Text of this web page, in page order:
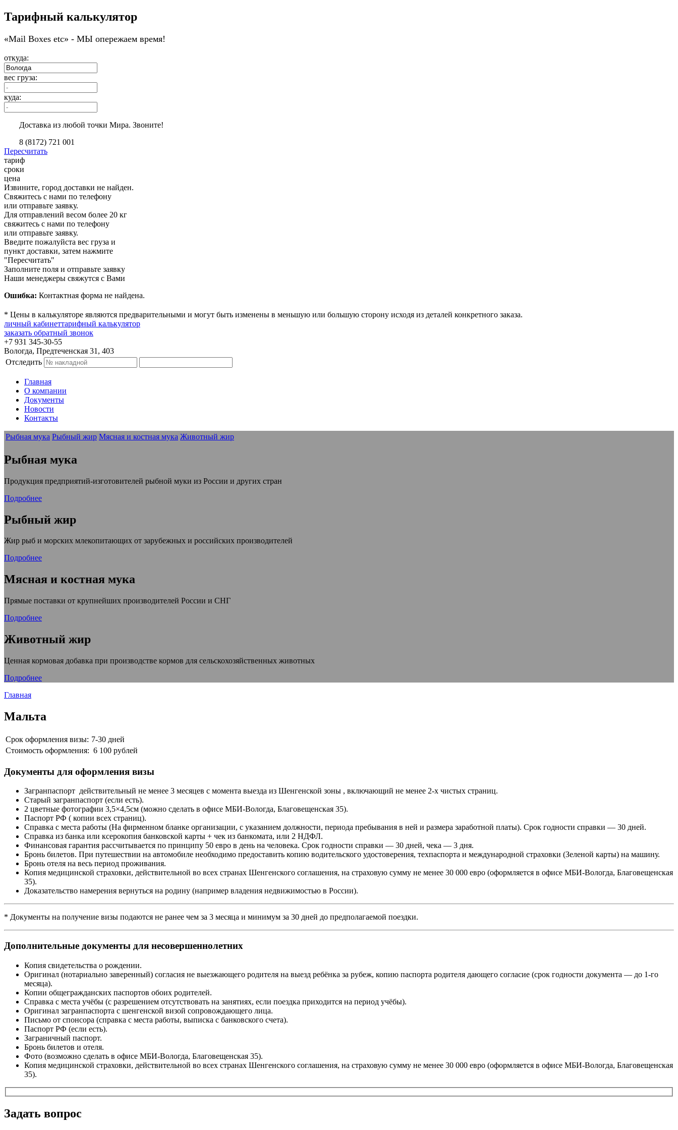
Тарифный калькулятор
«Мail Boxes etc» - МЫ опережаем время!
откуда:
вес груза:
куда:
Доставка из любой точки Мира. Звоните!
8 (8172) 721 001
Пересчитать
тариф
сроки
цена
Извините, город доставки не найден.
Свяжитесь с нами по телефону
или отправьте заявку.
Для отправлений весом более 20 кг
свяжитесь с нами по телефону
или отправьте заявку.
Введите пожалуйста вес груза и
пункт доставки, затем нажмите
"Пересчитать"
Заполните поля и отправьте заявку
Наши менеджеры свяжутся с Вами
Ошибка: Контактная форма не найдена.
* Цены в калькуляторе являются предварительными и могут быть изменены в меньшую или большую сторону исходя из деталей конкретного заказа.
личный кабинеттарифный калькулятор
заказать обратный звонок
+7 931 345-30-55
Вологда, Предтеченская 31, 403
Отследить
Главная
О компании
Документы
Новости
Контакты
Рыбная мука Рыбный жир Мясная и костная мука Животный жир
Рыбная мука
Продукция предприятий-изготовителей рыбной муки из России и других стран
Подробнее
Рыбный жир
Жир рыб и морских млекопитающих от зарубежных и российских производителей
Подробнее
Мясная и костная мука
Прямые поставки от крупнейших производителей России и СНГ
Подробнее
Животный жир
Ценная кормовая добавка при производстве кормов для сельскохозяйственных животных
Подробнее
Главная
Мальта
Срок оформления визы: 7-30 дней
Стоимость оформления: 6 100 рублей
Документы для оформления визы
Загранпаспорт действительный не менее 3 месяцев с момента выезда из Шенгенской зоны , включающий не менее 2-х чистых страниц.
Старый загранпаспорт (если есть).
2 цветные фотографии 3,5×4,5см (можно сделать в офисе MБИ-Вологда, Благовещенская 35).
Паспорт РФ ( копии всех страниц).
Справка с места работы (На фирменном бланке организации, с указанием должности, периода пребывания в ней и размера заработной платы). Срок годности справки — 30 дней.
Справка из банка или ксерокопия банковской карты + чек из банкомата, или 2 НДФЛ.
Финансовая гарантия рассчитывается по принципу 50 евро в день на человека. Срок годности справки — 30 дней, чека — 3 дня.
Бронь билетов. При путешествии на автомобиле необходимо предоставить копию водительского удостоверения, техпаспорта и международной страховки (Зеленой карты) на машину.
Бронь отеля на весь период проживания.
Копия медицинской страховки, действительной во всех странах Шенгенского соглашения, на страховую сумму не менее 30 000 евро (оформляется в офисе МБИ-Вологда, Благовещенская
35).
Доказательство намерения вернуться на родину (например владения недвижимостью в России).
* Документы на получение визы подаются не ранее чем за 3 месяца и минимум за 30 дней до предполагаемой поездки.
Дополнительные документы для несовершеннолетних
Копия свидетельства о рождении.
Оригинал (нотариально заверенный) согласия не выезжающего родителя на выезд ребёнка за рубеж, копию паспорта родителя дающего согласие (срок годности документа — до 1-го
месяца).
Копии общегражданских паспортов обоих родителей.
Справка с места учёбы (с разрешением отсутствовать на занятиях, если поездка приходится на период учёбы).
Оригинал загранпаспорта с шенгенской визой сопровождающего лица.
Письмо от спонсора (справка с места работы, выписка с банковского счета).
Паспорт РФ (если есть).
Заграничный паспорт.
Бронь билетов и отеля.
Фото (возможно сделать в офисе МБИ-Вологда, Благовещенская 35).
Копия медицинской страховки, действительной во всех странах Шенгенского соглашения, на страховую сумму не менее 30 000 евро (оформляется в офисе МБИ-Вологда, Благовещенская
35).
Задать вопрос